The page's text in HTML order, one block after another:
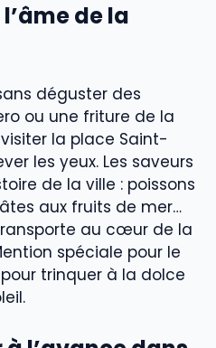
de la
déguster des
ou une friture de la
la place Saint-
les yeux. Les saveurs
de la ville : poissons
aux fruits de mer…
au cœur de la
spéciale pour le
trinquer à la dolce